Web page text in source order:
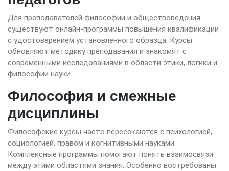
Для преподавателей философии и обществоведения
существуют онлайн-программы повышения квалификации
с удостоверением установленного образца. Курсы
обновляют методику преподавания и знакомят с
современными исследованиями в области этики, логики и
философии науки.
Философия и смежные
дисциплины
Философские курсы часто пересекаются с психологией,
социологией, правом и когнитивными науками.
Комплексные программы помогают понять взаимосвязи
между этими областями знания. Особенно востребованы